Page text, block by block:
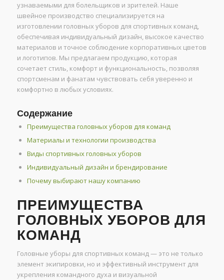
узнаваемыми для болельщиков и зрителей. Наше
швейное производство специализируется на
изготовлении головных уборов для спортивных команд,
обеспечивая индивидуальный дизайн, высокое качество
материалов и точное соблюдение корпоративных цветов
и логотипов. Мы предлагаем продукцию, которая
сочетает стиль, комфорт и функциональность, позволяя
спортсменам и фанатам чувствовать себя уверенно и
комфортно в любых условиях.
Содержание
Преимущества головных уборов для команд
Материалы и технологии производства
Виды спортивных головных уборов
Индивидуальный дизайн и брендирование
Почему выбирают нашу компанию
ПРЕИМУЩЕСТВА
ГОЛОВНЫХ УБОРОВ ДЛЯ
КОМАНД
Головные уборы для спортивных команд — это не только
элемент экипировки, но и эффективный инструмент для
укрепления командного духа и визуальной